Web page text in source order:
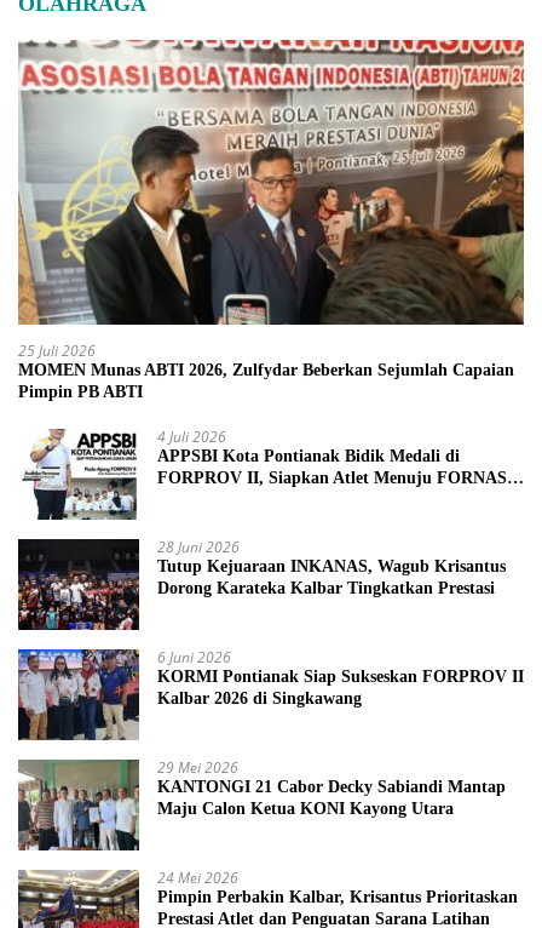
25 Juli 2026
MOMEN Munas ABTI 2026, Zulfydar Beberkan Sejumlah Capaian
Pimpin PB ABTI
4 Juli 2026
APPSBI Kota Pontianak Bidik Medali di
FORPROV II, Siapkan Atlet Menuju FORNAS
28 Juni 2026
Tutup Kejuaraan INKANAS, Wagub Krisantus
Dorong Karateka Kalbar Tingkatkan Prestasi
6 Juni 2026
KORMI Pontianak Siap Sukseskan FORPROV II
Kalbar 2026 di Singkawang
29 Mei 2026
KANTONGI 21 Cabor Decky Sabiandi Mantap
Maju Calon Ketua KONI Kayong Utara
24 Mei 2026
Pimpin Perbakin Kalbar, Krisantus Prioritaskan
Prestasi Atlet dan Penguatan Sarana Latihan